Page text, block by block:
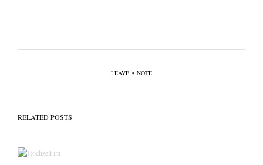
LEAVE A NOTE
RELATED POSTS